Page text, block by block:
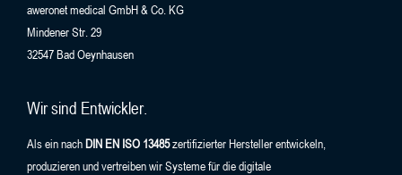
aweronet medical GmbH & Co. KG
Mindener Str. 29
32547 Bad Oeynhausen
Wir sind Entwickler.
Als ein nachDIN EN ISO 13485zertifizierter Hersteller entwickeln,
produzieren und vertreiben wir Systeme für die digitale